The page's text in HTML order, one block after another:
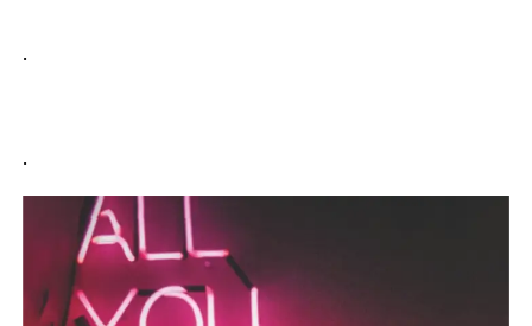
.
.